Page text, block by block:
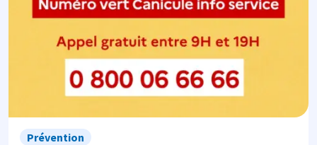
Prévention